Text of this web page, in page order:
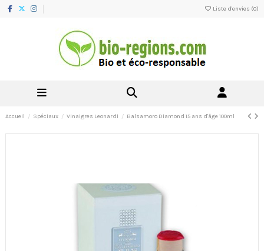
Liste d'envies (0)
Accueil Spéciaux Vinaigres Leonardi Balsamoro Diamond 15 ans d'âge 100ml